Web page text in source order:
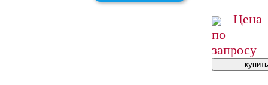
Цена
по
запросу